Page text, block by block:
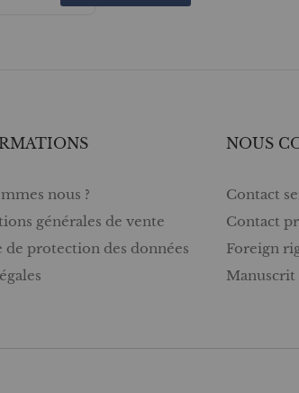
nous ?
générales de vente
de protection des données
NOUS
Contact
Contact
Foreign
Manuscrit